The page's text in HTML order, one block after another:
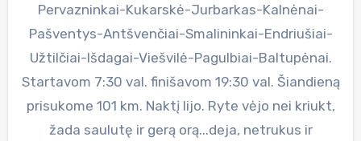
Pervazninkai-Kukarskė-Jurbarkas-Kalnėnai-
Pašventys-Antšvenčiai-Smalininkai-Endriušiai-
Užtilčiai-Išdagai-Viešvilė-Pagulbiai-Baltupėnai.
Startavom 7:30 val. finišavom 19:30 val. Šiandieną
prisukome 101 km. Naktį lijo. Ryte vėjo nei kriukt,
žada saulutę ir gerą orą...deja, netrukus ir